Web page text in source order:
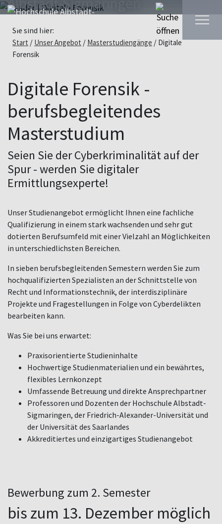
Weiterbildung finden
Sie sind hier:
Start Unser Angebot Masterstudiengänge
Digitale
Forensik
Digitale Forensik -
berufsbegleitendes
Masterstudium
Seien Sie der Cyberkriminalität auf der
Spur - werden Sie digitaler
Ermittlungsexperte!
Unser Studienangebot ermöglicht Ihnen eine fachliche
Qualifizierung in einem stark wachsenden und sehr gut
dotierten Berufsumfeld mit einer Vielzahl an Möglichkeiten
in unterschiedlichsten Bereichen.
In sieben berufsbegleitenden Semestern werden Sie zum
hochqualifizierten Spezialisten an der Schnittstelle von
Recht und Informationstechnik, der interdisziplinäre
Projekte und Fragestellungen in Folge von Cyberdelikten
bearbeiten kann.
Was Sie bei uns erwartet:
Praxisorientierte Studieninhalte
Hochwertige Studienmaterialien und ein bewährtes,
flexibles Lernkonzept
Umfassende Betreuung und direkte Ansprechpartner
Professoren und Dozenten der Hochschule Albstadt-
Sigmaringen, der Friedrich-Alexander-Universität und
der Universität des Saarlandes
Akkreditiertes und einzigartiges Studienangebot
Bewerbung zum 2. Semester
bis zum 13. Dezember möglich